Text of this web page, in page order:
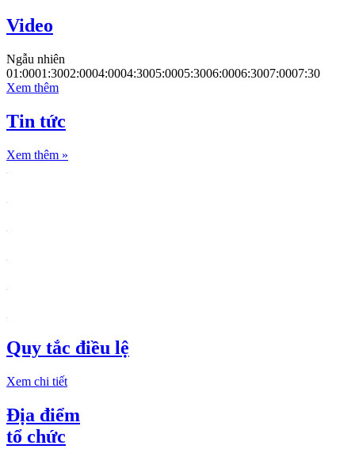
Video
Ngẫu nhiên
01:0001:3002:0004:0004:3005:0005:3006:0006:3007:0007:30
Xem thêm
Tin tức
Xem thêm »
Quy tắc điều lệ
Xem chi tiết
Địa điểm
tổ chức